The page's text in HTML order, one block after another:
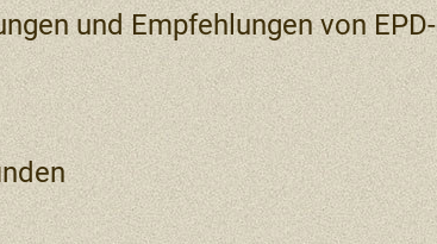
und Empfehlungen von EPD-